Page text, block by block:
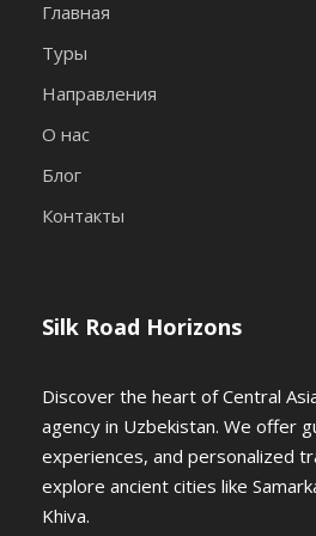
прикладного искусства
Трансфер в аэропорт 3.
Переезд в Хиву по
Размещение в отеле.
День2 Хива
Завтрак.
Cегодня вы начнете
древний город
Главная
Туры
Направления
О нас
Блог
Контакты
Silk Road Horizons
Discover the heart of Central
agency in Uzbekistan. We offer
experiences, and personalized
explore ancient cities like
Khiva.